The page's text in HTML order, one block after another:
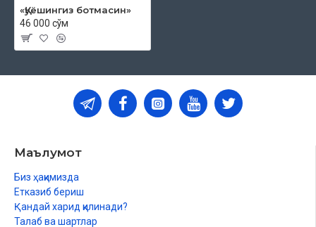
«Қуёшингиз ботмасин»
46 000 сўм
Маълумот
Биз ҳақимизда
Етказиб бериш
Қандай харид қилинади?
Талаб ва шартлар